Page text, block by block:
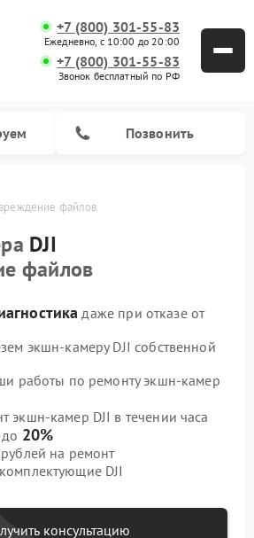
+7 (800) 301-55-83
Ежедневно, с 10:00 до 20:00
+7 (800) 301-55-83
Звонок бесплатный по РФ
Позвонить
файлов
DJI
файлов
даже при отказе от
экшн-камеру DJI собственной
работы по ремонту экшн-камер
экшн-камер DJI в течении часа
20%
на ремонт
DJI
консультацию